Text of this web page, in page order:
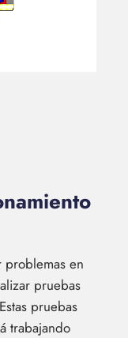
problemas en
pruebas
pruebas
trabajando